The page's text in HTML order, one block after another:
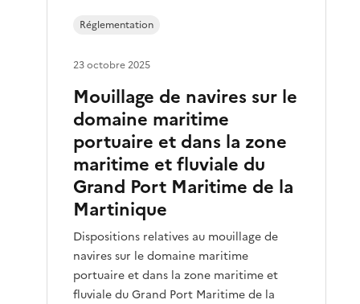
Mouillage de navires sur le
domaine maritime
portuaire et dans la zone
maritime et fluviale du
Grand Port Maritime de la
Martinique
Dispositions relatives au mouillage de
navires sur le domaine maritime
portuaire et dans la zone maritime et
fluviale du Grand Port Maritime de la
Réglementation
23 octobre 2025